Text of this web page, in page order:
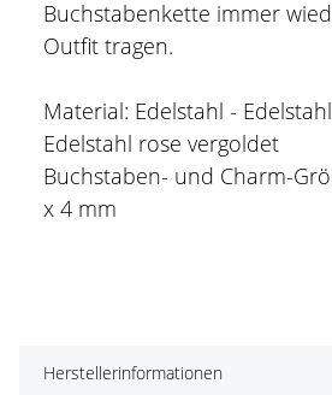
Buchstabenkette immer
Outfit tragen.
Material: Edelstahl -
Edelstahl rose vergoldet
Buchstaben- und Charm-
x 4 mm
Herstellerinformationen